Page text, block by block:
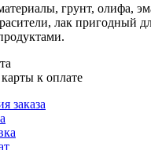
грунт, олифа,
лак пригодный
к оплате
заказа